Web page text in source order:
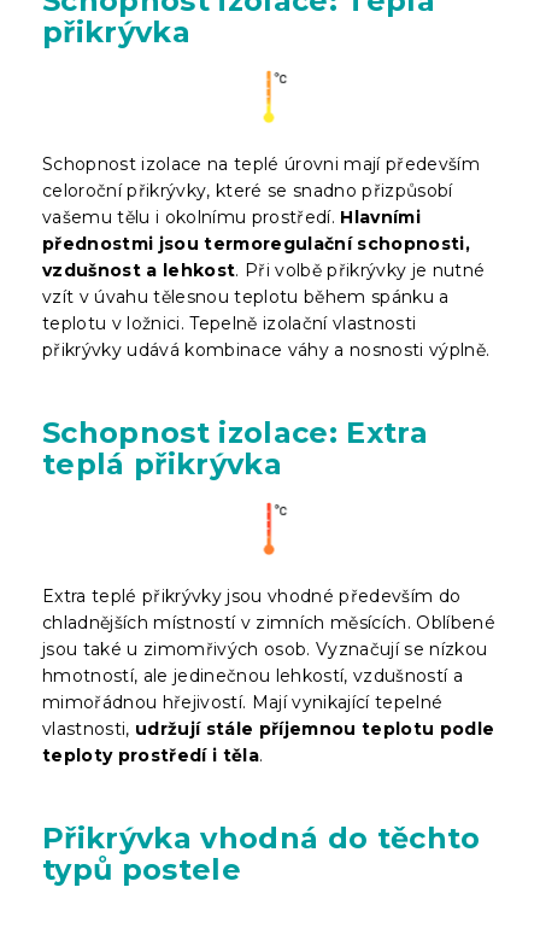
přikrývka
Schopnost izolace na teplé úrovni mají především
celoroční přikrývky, které se snadno přizpůsobí
vašemu tělu i okolnímu prostředí. Hlavními
přednostmi jsou termoregulační schopnosti,
vzdušnost a lehkost. Při volbě přikrývky je nutné
vzít v úvahu tělesnou teplotu během spánku a
teplotu v ložnici. Tepelně izolační vlastnosti
přikrývky udává kombinace váhy a nosnosti výplně.
Schopnost izolace: Extra
teplá přikrývka
Extra teplé přikrývky jsou vhodné především do
chladnějších místností v zimních měsících. Oblíbené
jsou také u zimomřivých osob. Vyznačují se nízkou
hmotností, ale jedinečnou lehkostí, vzdušností a
mimořádnou hřejivostí. Mají vynikající tepelné
vlastnosti, udržují stále příjemnou teplotu podle
teploty prostředí i těla.
Přikrývka vhodná do těchto
typů postele